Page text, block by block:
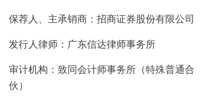
保荐人、主承销商：招商证券股份有限公司
发行人律师：广东信达律师事务所
审计机构：致同会计师事务所（特殊普通合
伙）